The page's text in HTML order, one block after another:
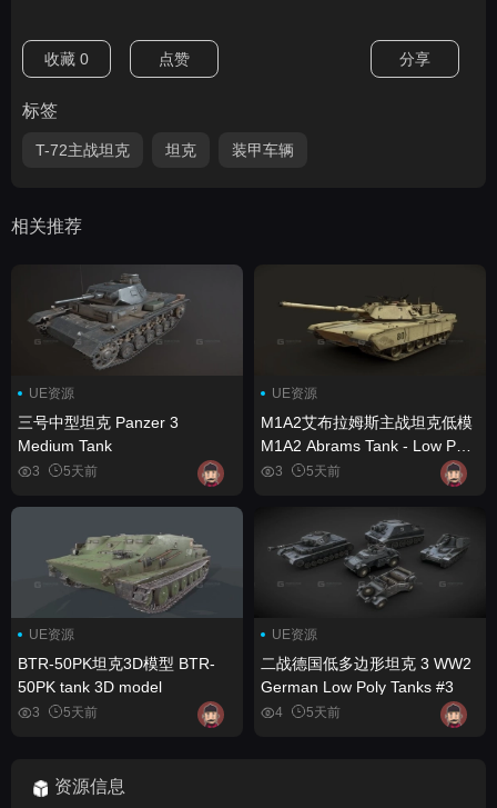
收藏 0 点赞 分享
标签
T-72主战坦克 坦克 装甲车辆
相关推荐
UE资源
三号中型坦克 Panzer 3
Medium Tank
3 5天前
UE资源
M1A2艾布拉姆斯主战坦克低模
M1A2 Abrams Tank - Low Poly
3D Model
3 5天前
UE资源
BTR-50PK坦克3D模型 BTR-
50PK tank 3D model
3 5天前
UE资源
二战德国低多边形坦克 3 WW2
German Low Poly Tanks #3
4 5天前
资源信息